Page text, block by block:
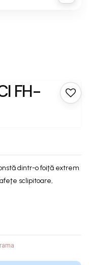
FH-
dintr-o foiţă extrem
sclipitoare,